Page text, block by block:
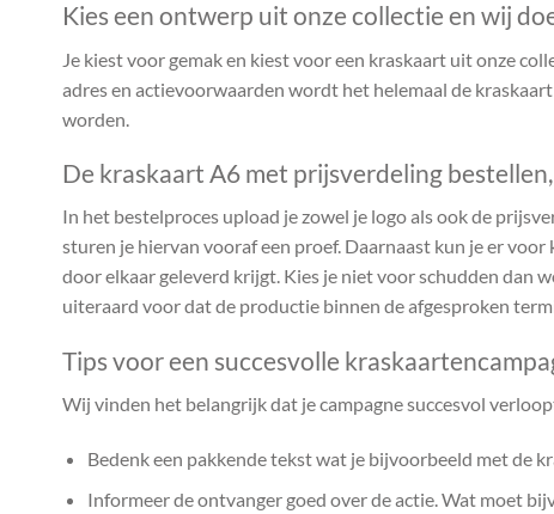
Kies een ontwerp uit onze collectie en wij
Je kiest voor gemak en kiest voor een kraskaart uit onze
adres en actievoorwaarden wordt het helemaal de
worden.
De kraskaart A6 met prijsverdeling
In het bestelproces upload je zowel je logo als ook de
sturen je hiervan vooraf een proef. Daarnaast kun je er
door elkaar geleverd krijgt. Kies je niet voor schudden dan
uiteraard voor dat de productie binnen de afgesproken
Tips voor een succesvolle
Wij vinden het belangrijk dat je campagne succesvol
Bedenk een pakkende tekst wat je bijvoorbeeld met de
Informeer de ontvanger goed over de actie. Wat moet